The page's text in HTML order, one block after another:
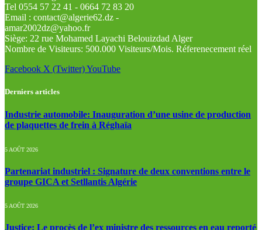
Tel 0554 57 22 41 - 0664 72 83 20
Email : contact@algerie62.dz -
amar2002dz@yahoo.fr
Siège: 22 rue Mohamed Layachi Belouizdad Alger
Nombre de Visiteurs: 500.000 Visiteurs/Mois. Réferenecement réel
Facebook X (Twitter)YouTube
Derniers articles
Industrie automobile: Inauguration d’une usine de production
de plaquettes de frein à Réghaïa
5 AOÛT 2026
Partenariat industriel : Signature de deux conventions entre le
groupe GICA et Setllantis Algérie
5 AOÛT 2026
Justice: Le procès de l’ex ministre des ressources en eau reporté